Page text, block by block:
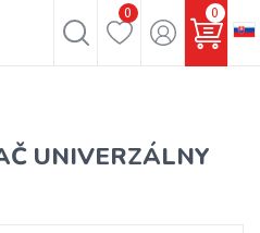
0 0
UNIVERZÁLNY